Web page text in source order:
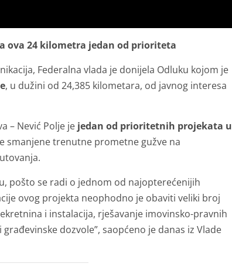
ova 24 kilometra jedan od prioriteta
Federalna vlada je donijela Odluku kojom je
, u dužini od 24,385 kilometara, od javnog interesa
– Nević Polje je jedan od prioritetnih projekata u
smanjene trenutne prometne gužve na
pošto se radi o jednom od najopterećenijih
ovog projekta neophodno je obaviti veliki broj
i instalacija, rješavanje imovinsko-pravnih
dozvole”, saopćeno je danas iz Vlade